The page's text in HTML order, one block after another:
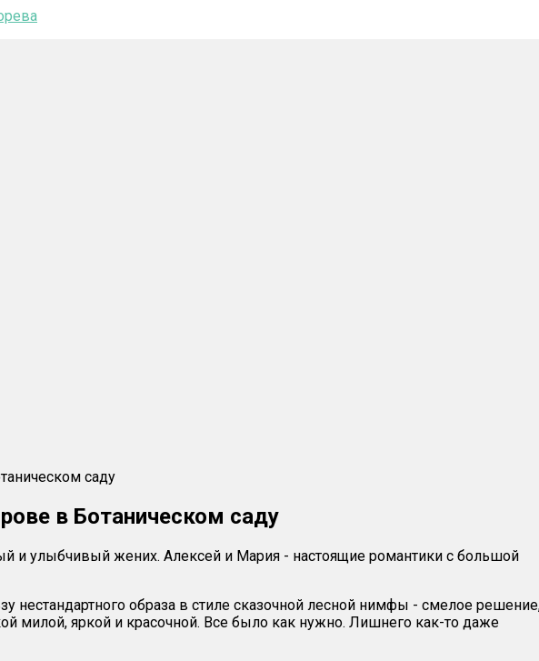
саду
в Ботаническом саду
и улыбчивый жених. Алексей и Мария - настоящие романтики с большой
нестандартного образа в стиле сказочной лесной нимфы - смелое
милой, яркой и красочной. Все было как нужно. Лишнего как-то даже